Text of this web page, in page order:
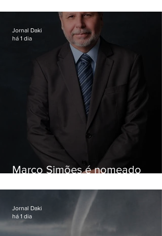
Marco Simões é nomeado
Jornal Daki
há 1 dia
Jornal Daki
há 1 dia